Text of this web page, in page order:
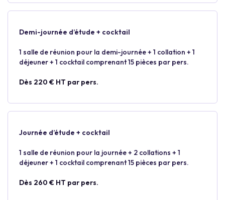
Demi-journée d’étude + cocktail
1 salle de réunion pour la demi-journée + 1 collation + 1
déjeuner + 1 cocktail comprenant 15 pièces par pers.
Dès 220 € HT par pers.
Journée d’étude + cocktail
1 salle de réunion pour la journée + 2 collations + 1
déjeuner + 1 cocktail comprenant 15 pièces par pers.
Dès 260 € HT par pers.